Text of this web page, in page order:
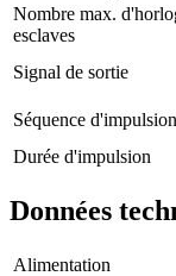
Nombre max.
esclaves
Signal de sortie
Séquence
Durée d'impulsion
Données
Alimentation